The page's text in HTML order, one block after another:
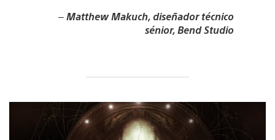
–Matthew Makuch, diseñador técnico
sénior, Bend Studio